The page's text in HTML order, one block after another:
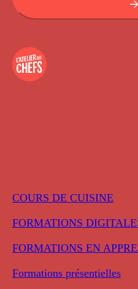
COURS DE CUISINE
FORMATIONS
FORMATIONS EN
Formations présentielles